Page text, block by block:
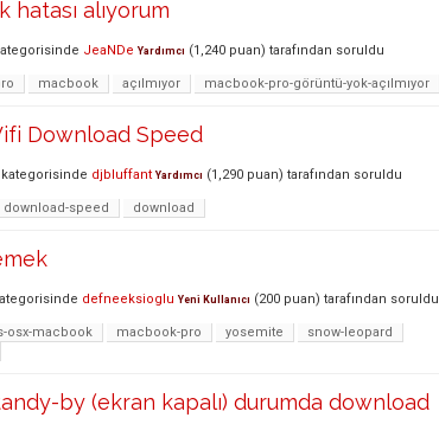
alıyorum
JeaNDe Yardımcı (1,240 puan) tarafından soruldu
macbook açılmıyor macbook-pro-görüntü-yok-açılmıyor
Download Speed
kategorisinde djbluffant Yardımcı (1,290 puan) tarafından soruldu
download-speed download
defneeksioglu Yeni Kullanıcı (200 puan) tarafından soruldu
osx-macbook macbook-pro yosemite
snow-leopard
by (ekran kapalı) durumda download